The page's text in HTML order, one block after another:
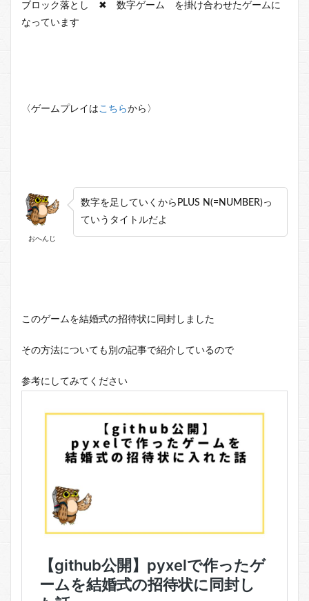
ブロック落とし ✖︎ 数字ゲーム を掛け合わせたゲームに
なっています
〈ゲームプレイはこちらから〉
おへんじ
数字を足していくからPLUS N(=NUMBER)っ
ていうタイトルだよ
このゲームを結婚式の招待状に同封しました
その方法についても別の記事で紹介しているので
参考にしてみてください